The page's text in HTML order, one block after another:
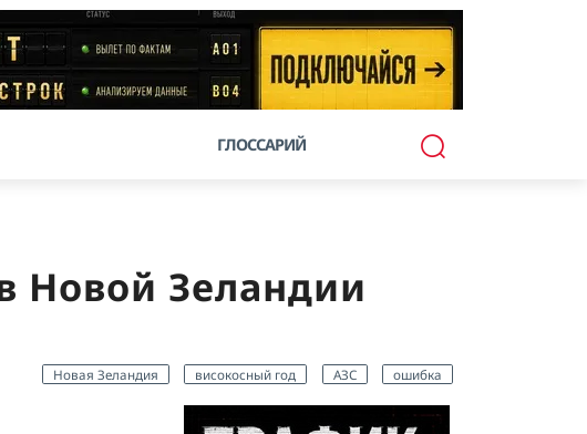
ГЛОССАРИЙ
Новой Зеландии
Новая Зеландия високосный год АЗС ошибка